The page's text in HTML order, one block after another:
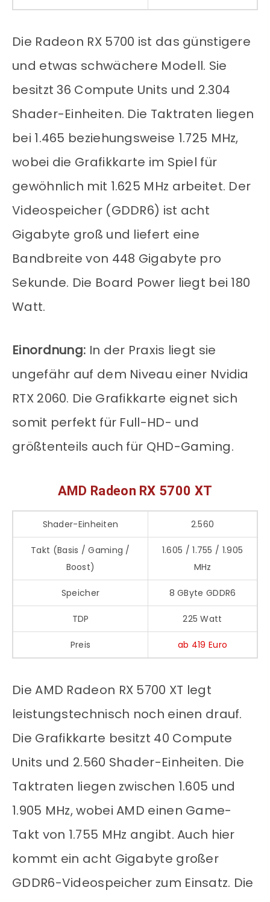
Die Radeon RX 5700 ist das günstigere
und etwas schwächere Modell. Sie
besitzt 36 Compute Units und 2.304
Shader-Einheiten. Die Taktraten liegen
bei 1.465 beziehungsweise 1.725 MHz,
wobei die Grafikkarte im Spiel für
gewöhnlich mit 1.625 MHz arbeitet. Der
Videospeicher (GDDR6) ist acht
Gigabyte groß und liefert eine
Bandbreite von 448 Gigabyte pro
Sekunde. Die Board Power liegt bei 180
Watt.
Einordnung: In der Praxis liegt sie
ungefähr auf dem Niveau einer Nvidia
RTX 2060. Die Grafikkarte eignet sich
somit perfekt für Full-HD- und
größtenteils auch für QHD-Gaming.
AMD Radeon RX 5700 XT
Shader-Einheiten 2.560
Takt (Basis / Gaming /
Boost)
1.605 / 1.755 / 1.905
MHz
Speicher 8 GByte GDDR6
TDP 225 Watt
Preis ab 419 Euro
Die AMD Radeon RX 5700 XT legt
leistungstechnisch noch einen drauf.
Die Grafikkarte besitzt 40 Compute
Units und 2.560 Shader-Einheiten. Die
Taktraten liegen zwischen 1.605 und
1.905 MHz, wobei AMD einen Game-
Takt von 1.755 MHz angibt. Auch hier
kommt ein acht Gigabyte großer
GDDR6-Videospeicher zum Einsatz. Die